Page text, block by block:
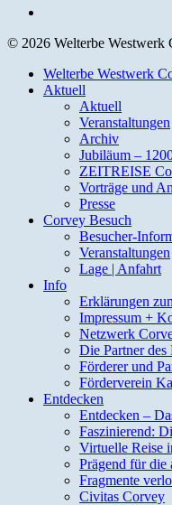
© 2026 Welterbe Westwerk
Close
Menu
Welterbe Westwerk
Aktuell
Aktuell
Veranstaltungen
Archiv
Jubiläum –
ZEITREISE
Vorträge und
Presse
Corvey Besuch
Besucher-
Veranstaltungen
Lage | Anfahrt
Info
Erklärungen
Impressum +
Netzwerk
Die Partner
Förderer und
Förderverein
Entdecken
Entdecken –
Faszinierend:
Virtuelle Reise
Prägend für die
Fragmente
Civitas Corvey